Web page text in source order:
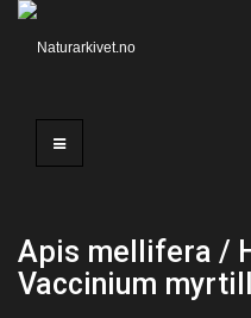
Apis mellifera /
Vaccinium